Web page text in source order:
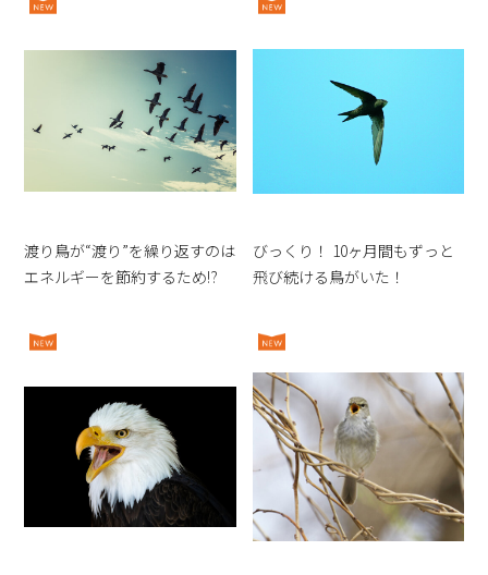
渡り鳥が“渡り”を繰り返すのは
エネルギーを節約するため⁉︎
びっくり！ 10ヶ月間もずっと
飛び続ける鳥がいた！